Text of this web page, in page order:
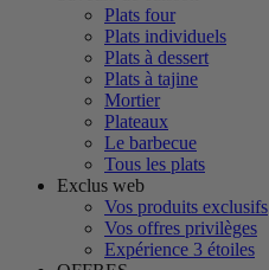
Plats four
Plats individuels
Plats à dessert
Plats à tajine
Mortier
Plateaux
Le barbecue
Tous les plats
Exclus web
Vos produits exclusifs
Vos offres privilèges
Expérience 3 étoiles